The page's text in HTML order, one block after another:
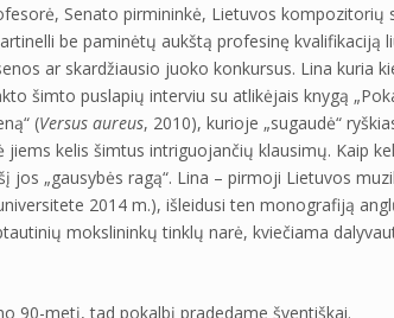
Senato pirmininkė, Lietuvos kompozitorių
be paminėtų aukštą profesinę kvalifikaciją
ar skardžiausio juoko konkursus. Lina kuria
šimto puslapių interviu su atlikėjais knygą
(Versus aureus, 2010), kurioje „sugaudė“
kelis šimtus intriguojančių klausimų. Kaip
jos „gausybės ragą“. Lina – pirmoji Lietuvos
2014 m.), išleidusi ten monografiją
mokslininkų tinklų narė, kviečiama
90-metį, tad pokalbį pradedame šventiškai.